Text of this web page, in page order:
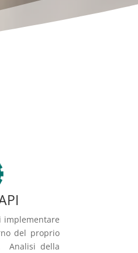
implementare
del proprio
Analisi della